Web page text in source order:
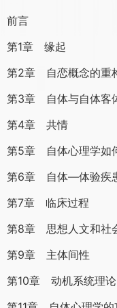
前言
第1章 缘起
第2章 自恋概念的重
第3章 自体与自体客
第4章 共情
第5章 自体心理学如
第6章 自体—体验疾
第7章 临床过程
第8章 思想人文和社
第9章 主体间性
第10章 动机系统理论